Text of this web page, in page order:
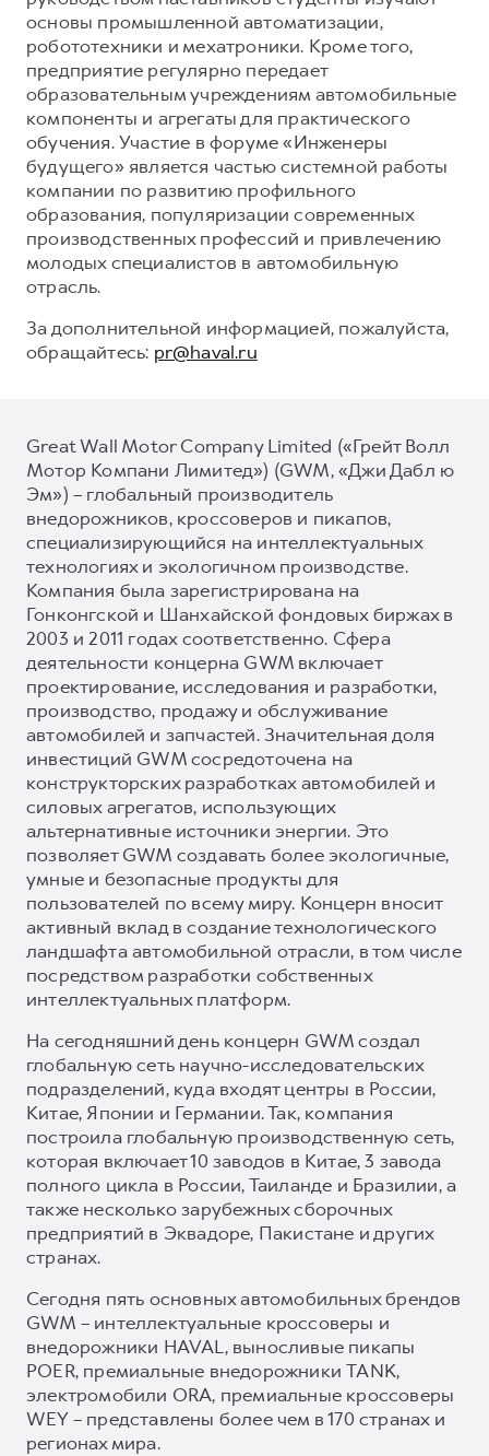
основы промышленной автоматизации,
робототехники и мехатроники. Кроме того,
предприятие регулярно передает
образовательным учреждениям автомобильные
компоненты и агрегаты для практического
обучения. Участие в форуме «Инженеры
будущего» является частью системной работы
компании по развитию профильного
образования, популяризации современных
производственных профессий и привлечению
молодых специалистов в автомобильную
отрасль.
За дополнительной информацией, пожалуйста,
обращайтесь: pr@haval.ru
Great Wall Motor Company Limited («Грейт Волл
Мотор Компани Лимитед») (GWM, «Джи Дабл ю
Эм») – глобальный производитель
внедорожников, кроссоверов и пикапов,
специализирующийся на интеллектуальных
технологиях и экологичном производстве.
Компания была зарегистрирована на
Гонконгской и Шанхайской фондовых биржах в
2003 и 2011 годах соответственно. Сфера
деятельности концерна GWM включает
проектирование, исследования и разработки,
производство, продажу и обслуживание
автомобилей и запчастей. Значительная доля
инвестиций GWM сосредоточена на
конструкторских разработках автомобилей и
силовых агрегатов, использующих
альтернативные источники энергии. Это
позволяет GWM создавать более экологичные,
умные и безопасные продукты для
пользователей по всему миру. Концерн вносит
активный вклад в создание технологического
ландшафта автомобильной отрасли, в том числе
посредством разработки собственных
интеллектуальных платформ.
На сегодняшний день концерн GWM создал
глобальную сеть научно-исследовательских
подразделений, куда входят центры в России,
Китае, Японии и Германии. Так, компания
построила глобальную производственную сеть,
которая включает 10 заводов в Китае, 3 завода
полного цикла в России, Таиланде и Бразилии, а
также несколько зарубежных сборочных
предприятий в Эквадоре, Пакистане и других
странах.
Сегодня пять основных автомобильных брендов
GWM – интеллектуальные кроссоверы и
внедорожники HAVAL, выносливые пикапы
POER, премиальные внедорожники TANK,
электромобили ORA, премиальные кроссоверы
WEY – представлены более чем в 170 странах и
регионах мира.